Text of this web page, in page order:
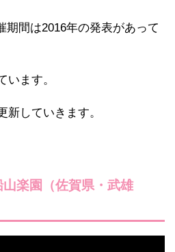
期間は2016年の発表があって
います。
新していきます。
楽園（佐賀県・武雄